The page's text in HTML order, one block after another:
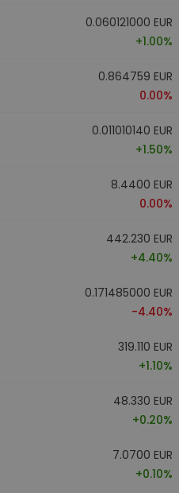
0.060121000 EUR
+1.00%
0.864759 EUR
0.00%
0.011010140 EUR
+1.50%
8.4400 EUR
0.00%
442.230 EUR
+4.40%
0.171485000 EUR
-4.40%
319.110 EUR
+1.10%
48.330 EUR
+0.20%
7.0700 EUR
+0.10%